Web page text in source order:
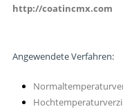
http://coatincmx.com
Angewendete Verfahren: